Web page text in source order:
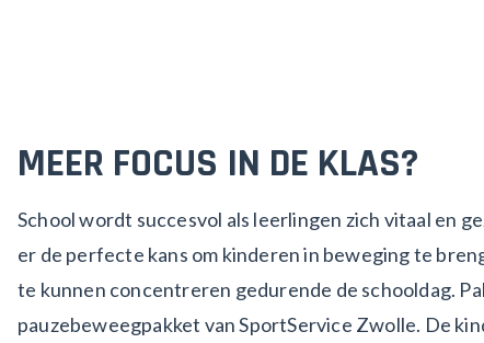
MEER FOCUS IN DE KLAS?
School wordt succesvol als leerlingen zich vitaal en
er de perfecte kans om kinderen in beweging te
te kunnen concentreren gedurende de schooldag.
pauzebeweegpakket van SportService Zwolle. De